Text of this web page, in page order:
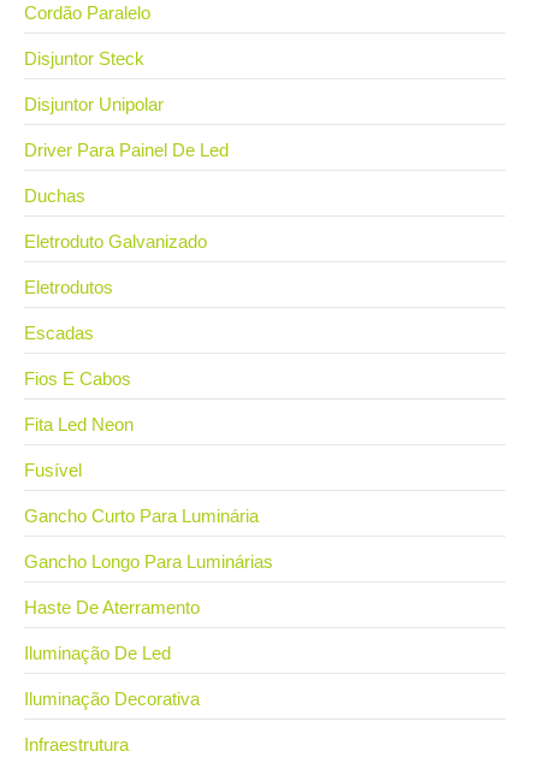
Cordão Paralelo
Disjuntor Steck
Disjuntor Unipolar
Driver Para Painel De Led
Duchas
Eletroduto Galvanizado
Eletrodutos
Escadas
Fios E Cabos
Fita Led Neon
Fusível
Gancho Curto Para Luminária
Gancho Longo Para Luminárias
Haste De Aterramento
Iluminação De Led
Iluminação Decorativa
Infraestrutura